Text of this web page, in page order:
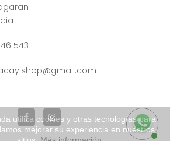
543
utiliza cookies y otras tecnologías para
mejorar su experiencia en nuestros